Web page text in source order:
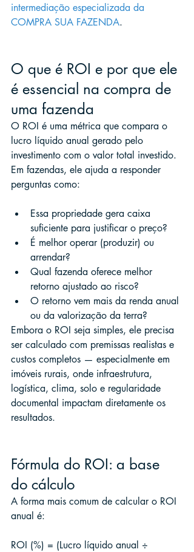
intermediação especializada da
COMPRA SUA FAZENDA.
O que é ROI e por que ele
é essencial na compra de
uma fazenda
O ROI é uma métrica que compara o
lucro líquido anual gerado pelo
investimento com o valor total investido.
Em fazendas, ele ajuda a responder
perguntas como:
Essa propriedade gera caixa
suficiente para justificar o preço?
É melhor operar (produzir) ou
arrendar?
Qual fazenda oferece melhor
retorno ajustado ao risco?
O retorno vem mais da renda anual
ou da valorização da terra?
Embora o ROI seja simples, ele precisa
ser calculado com premissas realistas e
custos completos — especialmente em
imóveis rurais, onde infraestrutura,
logística, clima, solo e regularidade
documental impactam diretamente os
resultados.
Fórmula do ROI: a base
do cálculo
A forma mais comum de calcular o ROI
anual é:
ROI (%) = (Lucro líquido anual ÷